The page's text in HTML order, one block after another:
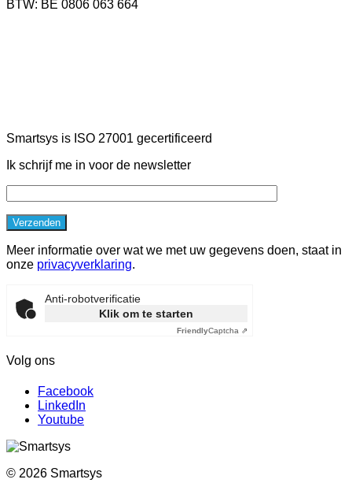
BTW: BE 0806 063 664
Smartsys is ISO 27001 gecertificeerd
Ik schrijf me in voor de newsletter
Meer informatie over wat we met uw gegevens doen, staat in
onze privacyverklaring.
Anti-robotverificatie
Klik om te starten
FriendlyCaptcha ⇗
Volg ons
Facebook
LinkedIn
Youtube
© 2026 Smartsys